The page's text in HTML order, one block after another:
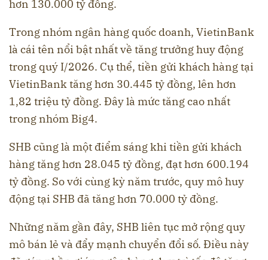
hơn 130.000 tỷ đồng.
Trong nhóm ngân hàng quốc doanh, VietinBank
là cái tên nổi bật nhất về tăng trưởng huy động
trong quý I/2026. Cụ thể, tiền gửi khách hàng tại
VietinBank tăng hơn 30.445 tỷ đồng, lên hơn
1,82 triệu tỷ đồng. Đây là mức tăng cao nhất
trong nhóm Big4.
SHB cũng là một điểm sáng khi tiền gửi khách
hàng tăng hơn 28.045 tỷ đồng, đạt hơn 600.194
tỷ đồng. So với cùng kỳ năm trước, quy mô huy
động tại SHB đã tăng hơn 70.000 tỷ đồng.
Những năm gần đây, SHB liên tục mở rộng quy
mô bán lẻ và đẩy mạnh chuyển đổi số. Điều này